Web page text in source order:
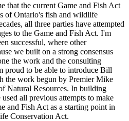
that the current Game and Fish Act
of Ontario's fish and wildlife
all three parties have attempted
to the Game and Fish Act. I'm
successful, where other
we built on a strong consensus
the work and the consulting
proud to be able to introduce Bill
the work begun by Premier Mike
Natural Resources. In building
all previous attempts to make
and Fish Act as a starting point in
Conservation Act.